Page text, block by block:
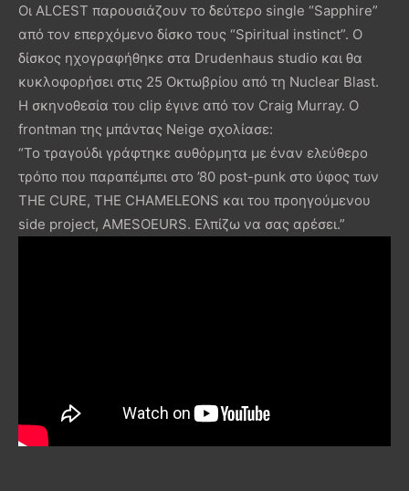
Οι ALCEST παρουσιάζουν το δεύτερο single “Sapphire”
από τον επερχόμενο δίσκο τους “Spiritual instinct”. Ο
δίσκος ηχογραφήθηκε στα Drudenhaus studio και θα
κυκλοφορήσει στις 25 Οκτωβρίου από τη Nuclear Blast.
Η σκηνοθεσία του clip έγινε από τον Craig Murray. Ο
frontman της μπάντας Neige σχολίασε:
“Το τραγούδι γράφτηκε αυθόρμητα με έναν ελεύθερο
τρόπο που παραπέμπει στο ’80 post-punk στο ύφος των
THE CURE, THE CHAMELEONS και του προηγούμενου
side project, AMESOEURS. Ελπίζω να σας αρέσει.”